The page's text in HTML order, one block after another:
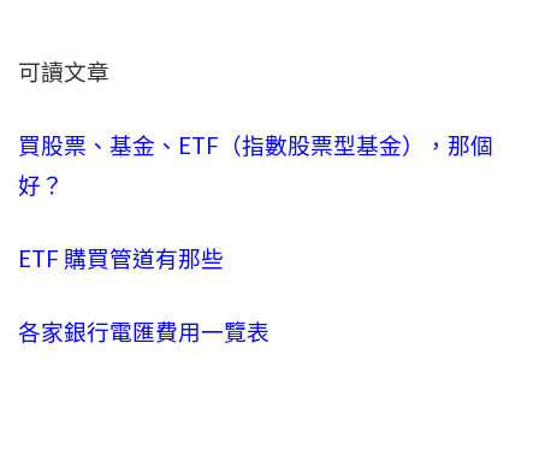
可讀文章
買股票、基金、ETF（指數股票型基金），那個
好？
ETF 購買管道有那些
各家銀行電匯費用一覽表